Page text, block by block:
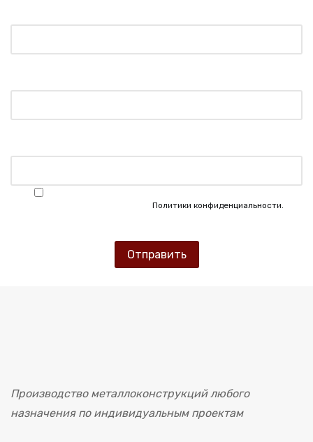
Политики конфиденциальности.
Производство металлоконструкций любого
назначения по индивидуальным проектам